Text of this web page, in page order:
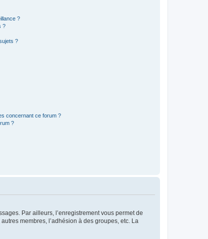
?
?
?
concernant ce forum ?
?
Par ailleurs, l’enregistrement vous permet de
membres, l’adhésion à des groupes, etc. La